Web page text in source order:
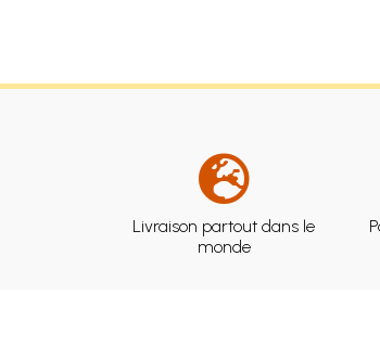
Livraison partout dans le
monde